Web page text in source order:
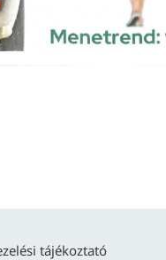
tájékoztató